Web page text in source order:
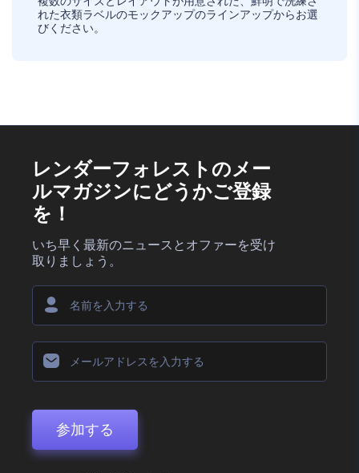
れた衣類ラベルのモックアップのラインアップからお選
びください。
レンダーフォレストのメー
ルマガジンにどうかご登録
を！
いち早く最新のニュースとオファーを受け
取りましょう。
参加する